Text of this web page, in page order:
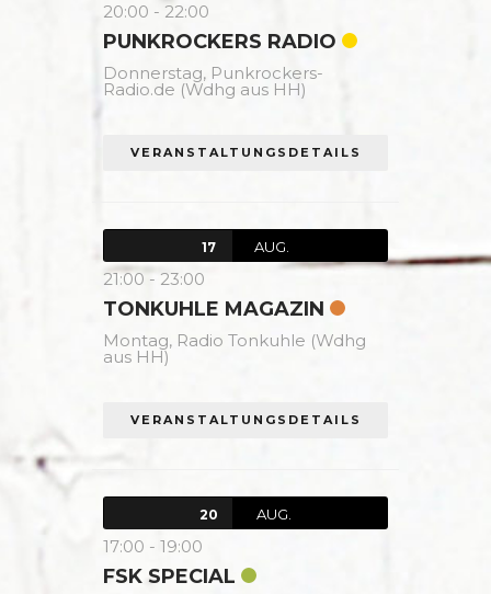
20:00 - 22:00
PUNKROCKERS RADIO
Donnerstag, Punkrockers-
Radio.de (Wdhg aus HH)
VERANSTALTUNGSDETAILS
17 AUG.
21:00 - 23:00
TONKUHLE MAGAZIN
Montag, Radio Tonkuhle (Wdhg
aus HH)
VERANSTALTUNGSDETAILS
20 AUG.
17:00 - 19:00
FSK SPECIAL